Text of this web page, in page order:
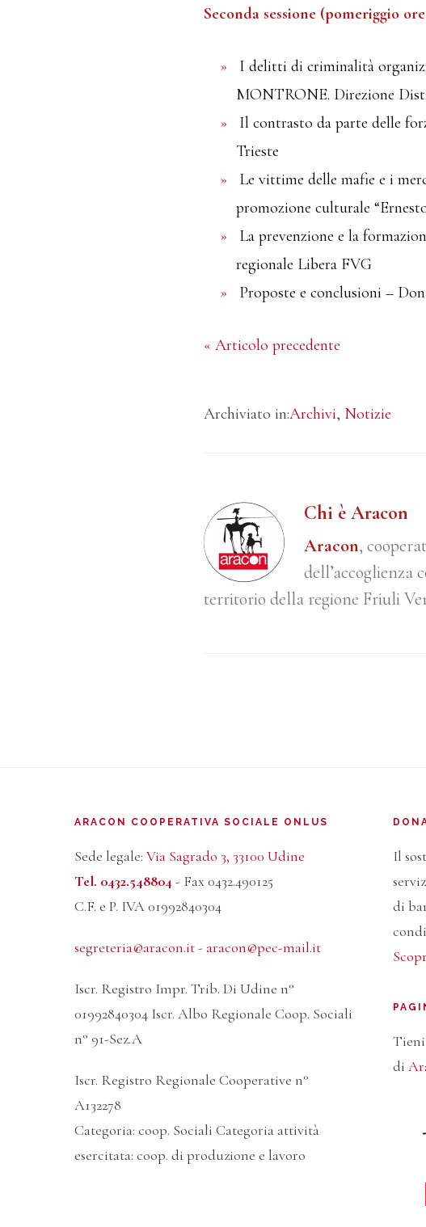
Seconda sessione (pomeriggio ore
I delitti di criminalità
MONTRONE. Direzione
Il contrasto da parte delle
Trieste
Le vittime delle mafie e i
promozione culturale
La prevenzione e la
regionale Libera FVG
Proposte e conclusioni –
« Articolo precedente
Archiviato in:Archivi, Notizie
Chi è Aracon
Aracon,
territorio della regione Friuli
ARACON COOPERATIVA SOCIALE ONLUS
Sede legale: Via Sagrado 3, 33100 Udine
Tel. 0432.548804- Fax 0432.490125
C.F. e P. IVA 01992840304
segreteria@aracon.it- aracon@pec-mail.it
Iscr. Registro Impr. Trib. Di Udine n°
01992840304 Iscr. Albo Regionale Coop. Sociali
n° 91-Sez.A
Iscr. Registro Regionale Cooperative n°
A132278
Categoria: coop. Sociali Categoria attività
esercitata: coop. di produzione e lavoro
Il
di
di